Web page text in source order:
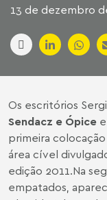
13 de dezembro
Os escritórios
Sendacz e Ópice
primeira
área cível
edição 2011.Na
empatados,